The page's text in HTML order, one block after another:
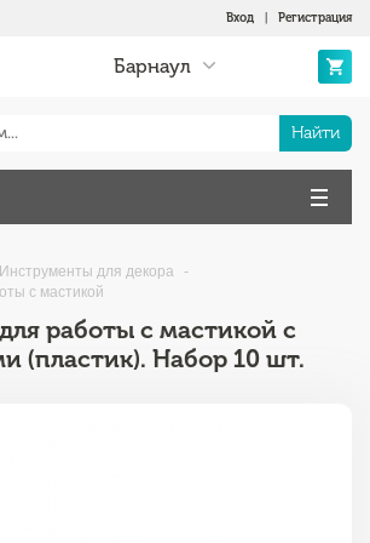
Вход Регистрация
Барнаул
Найти
Инструменты для декора
с мастикой
работы с мастикой с
(пластик). Набор 10 шт.